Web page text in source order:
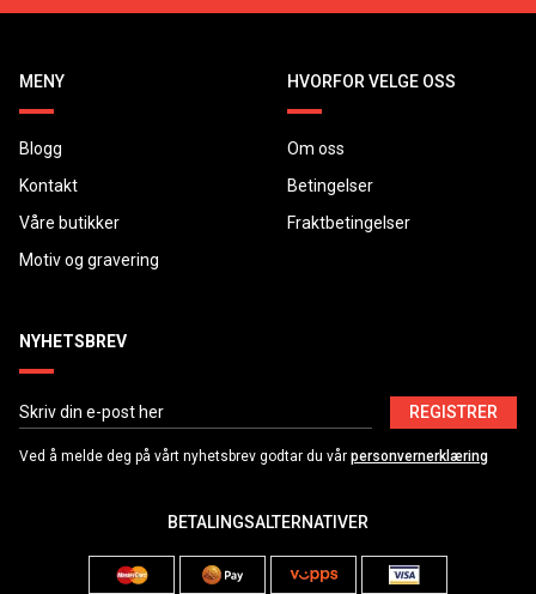
MENY
Blogg
Kontakt
Våre butikker
Motiv og gravering
HVORFOR VELGE OSS
Om oss
Betingelser
Fraktbetingelser
NYHETSBREV
REGISTRER
Ved å melde deg på vårt nyhetsbrev godtar du vår personvernerklæring
BETALINGSALTERNATIVER